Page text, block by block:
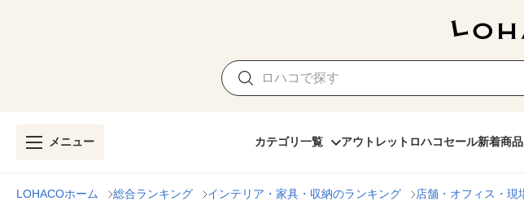
メニュー カテゴリ一覧 アウトレット ロハコセール新着商品
LOHACOホーム 総合ランキング インテリア・家具・収納のランキング 店舗・オフィス・現